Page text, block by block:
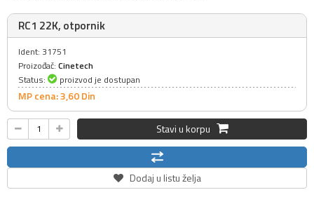
RC1 22K, otpornik
Ident: 31751
Proizođač: Cinetech
Status:
proizvod je dostupan
MP cena: 3,60Din
Stavi u korpu
Dodaj u listu želja